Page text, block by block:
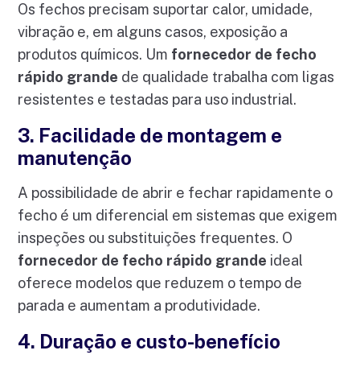
Os fechos precisam suportar calor, umidade,
vibração e, em alguns casos, exposição a
produtos químicos. Um fornecedor de fecho
rápido grande de qualidade trabalha com ligas
resistentes e testadas para uso industrial.
3. Facilidade de montagem e
manutenção
A possibilidade de abrir e fechar rapidamente o
fecho é um diferencial em sistemas que exigem
inspeções ou substituições frequentes. O
fornecedor de fecho rápido grande ideal
oferece modelos que reduzem o tempo de
parada e aumentam a produtividade.
4. Duração e custo-benefício